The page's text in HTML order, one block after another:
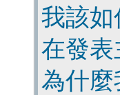
我該
在發
為什